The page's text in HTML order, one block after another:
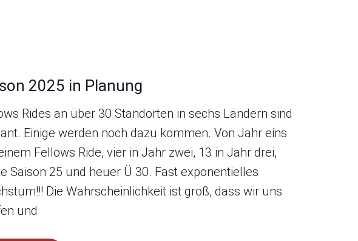
2025 in Planung
Rides an über 30 Standorten in sechs Ländern sind
Einige werden noch dazu kommen. Von Jahr eins
Fellows Ride, vier in Jahr zwei, 13 in Jahr drei,
Saison 25 und heuer Ü 30. Fast exponentielles
Die Wahrscheinlichkeit ist groß, dass wir uns
und